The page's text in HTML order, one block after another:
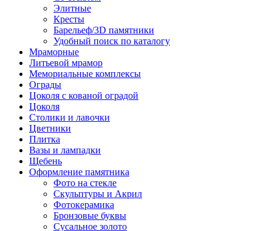
Элитные
Кресты
Барельеф/3D памятники
Удобный поиск по каталогу
Мраморные
Литьевой мрамор
Мемориальные комплексы
Ограды
Цоколя с кованой оградой
Цоколя
Столики и лавочки
Цветники
Плитка
Вазы и лампадки
Щебень
Оформление памятника
Фото на стекле
Скульптуры и Акрил
Фотокерамика
Бронзовые буквы
Сусальное золото